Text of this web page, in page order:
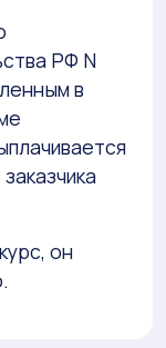
РФ N
в
он